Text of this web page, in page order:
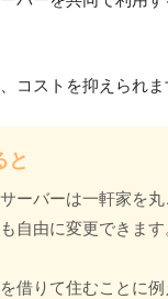
コストを抑えられま
と
ーバーは一軒家を丸
自由に変更できます
借りて住むことに例